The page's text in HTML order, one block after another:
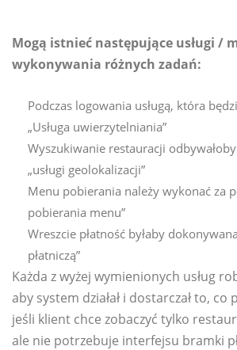
Mogą istnieć następujące usługi /
wykonywania różnych zadań:
Podczas logowania usługą, która
„Usługa uwierzytelniania”
Wyszukiwanie restauracji
„usługi geolokalizacji”
Menu pobierania należy wykonać za
pobierania menu”
Wreszcie płatność byłaby
płatniczą”
Każda z wyżej wymienionych usług
aby system działał i dostarczał to, co
jeśli klient chce zobaczyć tylko
ale nie potrzebuje interfejsu bramki